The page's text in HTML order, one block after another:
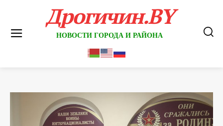
Дрогичин.BY
НОВОСТИ ГОРОДА И РАЙОНА